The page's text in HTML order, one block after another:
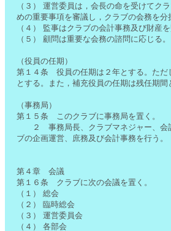
（３） 運営委員は，会長の命を受けてク
めの重要事項を審議し，クラブの会務を分
（４） 監事はクラブの会計事務及び財産を
（５） 顧問は重要な会務の諮問に応じる。
（役員の任期）
第１４条 役員の任期は２年とする。ただ
とする。また，補充役員の任期は残任期間
（事務局）
第１５条 このクラブに事務局を置く。
２ 事務局長、クラブマネジャー、会
ブの企画運営、庶務及び会計事務を行う。
第４章 会議
第１６条 クラブに次の会議を置く。
（１） 総会
（２） 臨時総会
（３） 運営委員会
（４） 各部会